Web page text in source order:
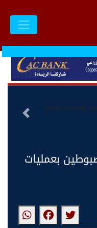
التالى
المضبوطين بعمليات